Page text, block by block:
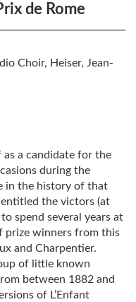
de Rome
Choir, Heiser, Jean-
as a candidate for the
during the
in the history of that
the victors (at
spend several years at
prize winners from this
and Charpentier.
of little known
between 1882 and
of L’Enfant